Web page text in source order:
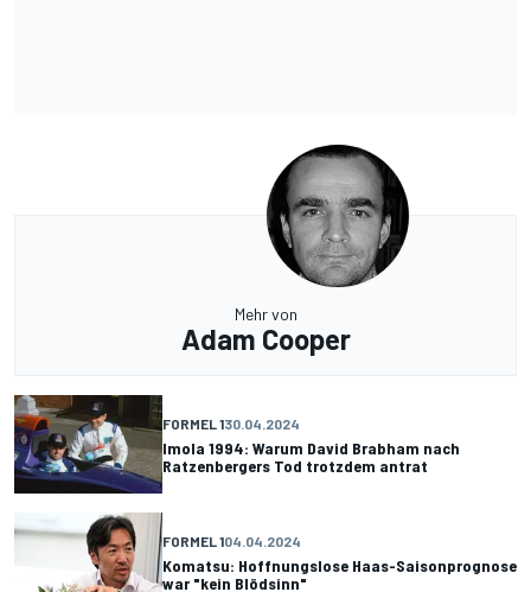
Mehr von
Adam Cooper
FORMEL 130.04.2024
Imola 1994: Warum David Brabham nach
Ratzenbergers Tod trotzdem antrat
FORMEL 104.04.2024
Komatsu: Hoffnungslose Haas-Saisonprognose
war "kein Blödsinn"